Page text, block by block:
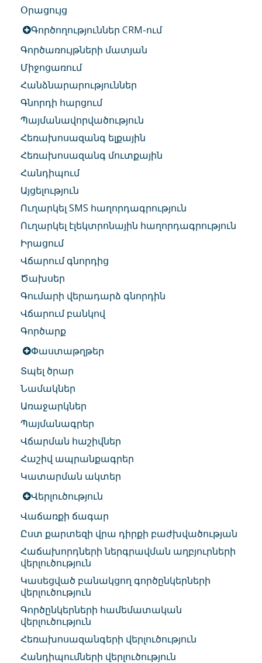
Օրացույց
Գործողություններ CRM-ում
Գործառույթների մատյան
Միջոցառում
Հանձնարարություններ
Գնորդի հարցում
Պայմանավորվածություն
Հեռախոսազանգ ելքային
Հեռախոսազանգ մուտքային
Հանդիպում
Այցելություն
Ուղարկել SMS հաղորդագրություն
Ուղարկել էլեկտրոնային հաղորդագրություն
Իրացում
Վճարում գնորդից
Ծախսեր
Գումարի վերադարձ գնորդին
Վճարում բանկով
Գործարք
Փաստաթղթեր
Տպել ծրար
Նամակներ
Առաջարկներ
Պայմանագրեր
Վճարման հաշիվներ
Հաշիվ ապրանքագրեր
Կատարման ակտեր
Վերլուծություն
Վաճառքի ճագար
Ըստ քարտեզի վրա դիրքի բաժխվածության
Հաճախորդների ներգրավման աղբյուրների
վերլուծություն
Կասեցված բանակցող գործընկերների
վերլուծություն
Գործընկերների համեմատական
վերլուծություն
Հեռախոսազանգերի վերլուծություն
Հանդիպումների վերլուծություն